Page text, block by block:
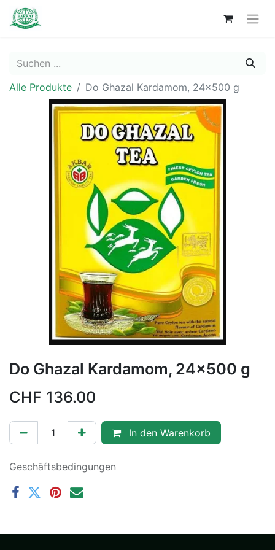
Alle Produkte Do Ghazal Kardamom, 24x500 g
Do Ghazal Kardamom, 24x500 g
CHF 136.00
In den Warenkorb
Geschäftsbedingungen